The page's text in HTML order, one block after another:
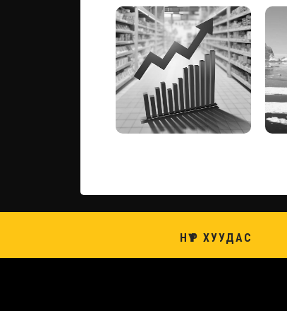
НҮҮР ХУУДАС